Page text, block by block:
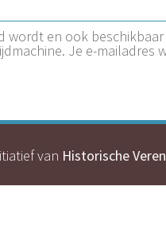
wordt en ook
Je e-mailadres
van Historische